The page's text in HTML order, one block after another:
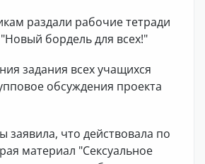
раздали рабочие тетради
бордель для всех!"
задания всех учащихся
обсуждения проекта
заявила, что действовала по
материал "Сексуальное